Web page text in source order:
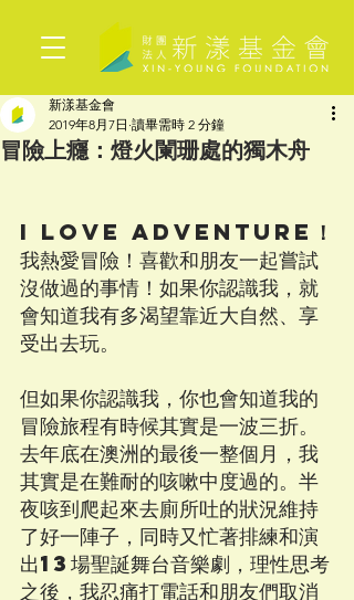
冒險上癮：燈火闌珊處的獨木舟
新漾基金會
2019年8月7日 讀畢需時 2 分鐘
I LOVE ADVENTURE！
我熱愛冒險！喜歡和朋友一起嘗試
沒做過的事情！如果你認識我，就
會知道我有多渴望靠近大自然、享
受出去玩。
但如果你認識我，你也會知道我的
冒險旅程有時候其實是一波三折。
去年底在澳洲的最後一整個月，我
其實是在難耐的咳嗽中度過的。半
夜咳到爬起來去廁所吐的狀況維持
了好一陣子，同時又忙著排練和演
出13場聖誕舞台音樂劇，理性思考
之後，我忍痛打電話和朋友們取消